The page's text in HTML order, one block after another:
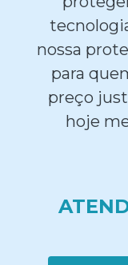
nossa
para
preço
hoje